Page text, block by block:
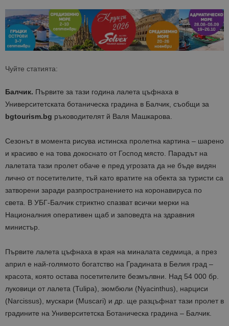
Чуйте статията:
Балчик. Първите за тази година лалета цъфнаха в
Университетската ботаническа градина в Балчик, съобщи за
bgtourism.bg ръководителят й Валя Машкарова.
Сезонът в момента рисува истинска пролетна картина – шарено
и красиво е на това докоснато от Господ място. Парадът на
лалетата тази пролет обаче е пред угрозата да не бъде видян
лично от посетителите, тъй като вратите на обекта за туристи са
затворени заради разпространението на коронавируса по
света. В УБГ-Балчик стриктно спазват всички мерки на
Националния оперативен щаб и заповедта на здравния
министър.
Първите лалета цъфнаха в края на миналата седмица, а през
април е най-голямото богатство на Градината в Белия град –
красота, която остава посетителите безмълвни. Над 54 000 бр.
луковици от лалета (Tulipa), зюмбюли (Nyacinthus), нарциси
(Narcissus), мускари (Muscari) и др. ще разцъфнат тази пролет в
градините на Университетска Ботаническа градина – Балчик.